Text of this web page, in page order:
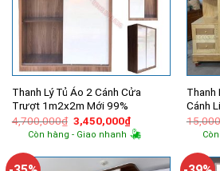
Thanh Lý Tủ Áo 2 Cánh Cửa
Trượt 1m2x2m Mới 99%
4,700,000₫ Giá
gốc
là:
3,450,000₫Giá
hiện
tại
3,450,000₫.
Còn hàng - Giao nhanh
Thanh
Cánh